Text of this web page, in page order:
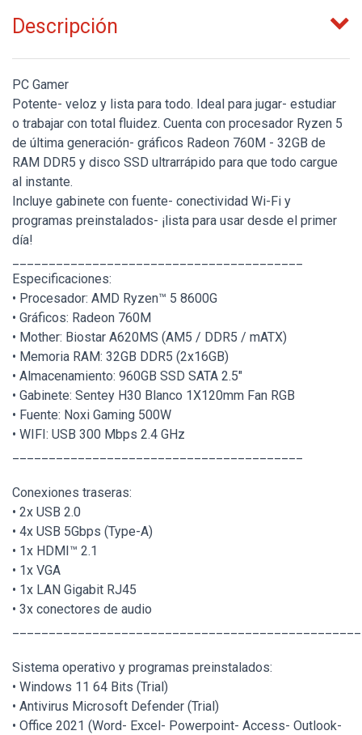
Descripción
PC Gamer
Potente- veloz y lista para todo. Ideal para jugar- estudiar
o trabajar con total fluidez. Cuenta con procesador Ryzen 5
de última generación- gráficos Radeon 760M - 32GB de
RAM DDR5 y disco SSD ultrarrápido para que todo cargue
al instante.
Incluye gabinete con fuente- conectividad Wi-Fi y
programas preinstalados- ¡lista para usar desde el primer
día!
Especificaciones:
• Procesador: AMD Ryzen™ 5 8600G
• Gráficos: Radeon 760M
• Mother: Biostar A620MS (AM5 / DDR5 / mATX)
• Memoria RAM: 32GB DDR5 (2x16GB)
• Almacenamiento: 960GB SSD SATA 2.5"
• Gabinete: Sentey H30 Blanco 1X120mm Fan RGB
• Fuente: Noxi Gaming 500W
• WIFI: USB 300 Mbps 2.4 GHz
Conexiones traseras:
• 2x USB 2.0
• 4x USB 5Gbps (Type-A)
• 1x HDMI™ 2.1
• 1x VGA
• 1x LAN Gigabit RJ45
• 3x conectores de audio
Sistema operativo y programas preinstalados:
• Windows 11 64 Bits (Trial)
• Antivirus Microsoft Defender (Trial)
• Office 2021 (Word- Excel- Powerpoint- Access- Outlook-